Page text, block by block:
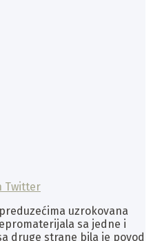
Twitter
uzrokovana
sa jedne i
druge strane bila je povod